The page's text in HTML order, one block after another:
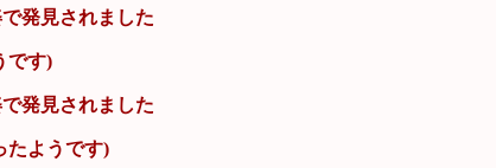
発見されました
です)
発見されました
たようです)